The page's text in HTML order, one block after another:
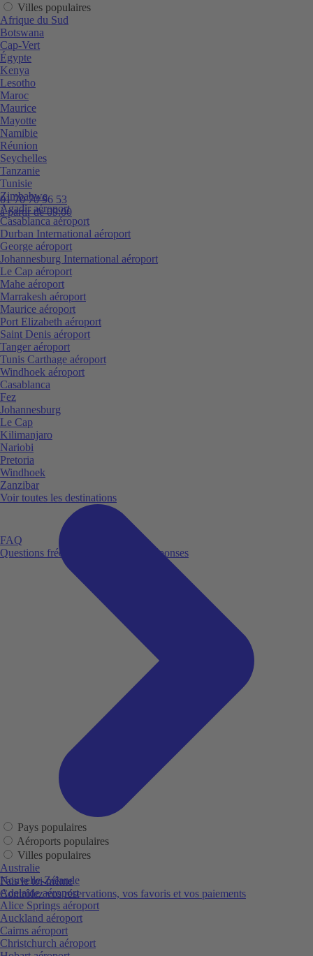
01 70 70 96 53
à partir de 09:00
FAQ
Questions fréquemment posées et réponses
Fais le toi-même
Contrôlez vos réservations, vos favoris et vos paiements
Villes populaires
Afrique du Sud
Botswana
Cap-Vert
Égypte
Kenya
Lesotho
Maroc
Maurice
Mayotte
Namibie
Réunion
Seychelles
Tanzanie
Tunisie
Zimbabwe
Agadir aéroport
Casablanca aéroport
Durban International aéroport
George aéroport
Johannesburg International aéroport
Le Cap aéroport
Mahe aéroport
Marrakesh aéroport
Maurice aéroport
Port Elizabeth aéroport
Saint Denis aéroport
Tanger aéroport
Tunis Carthage aéroport
Windhoek aéroport
Casablanca
Fez
Johannesburg
Le Cap
Kilimanjaro
Nariobi
Pretoria
Windhoek
Zanzibar
Voir toutes les destinations
Pays populaires
Aéroports populaires
Villes populaires
Australie
Nouvelle-Zélande
Adelaide aéroport
Alice Springs aéroport
Auckland aéroport
Cairns aéroport
Christchurch aéroport